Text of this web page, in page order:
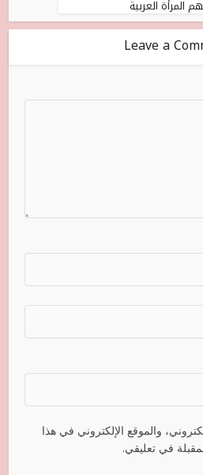
المرأة العربية
Leave a
والموقع الإلكتروني في هذا
في تعليقي.